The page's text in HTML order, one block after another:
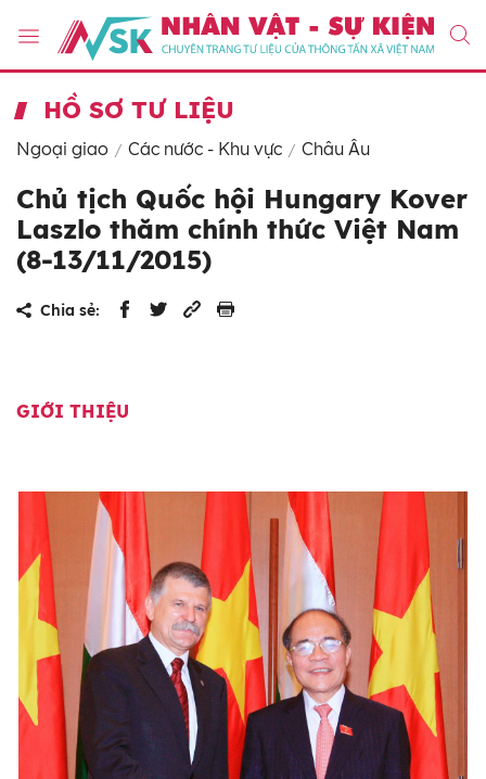
HỒ SƠ TƯ LIỆU
Ngoại giao Các nước - Khu vực Châu Âu
Chủ tịch Quốc hội Hungary Kover
Laszlo thăm chính thức Việt Nam
(8-13/11/2015)
Chia sẻ:
GIỚI THIỆU